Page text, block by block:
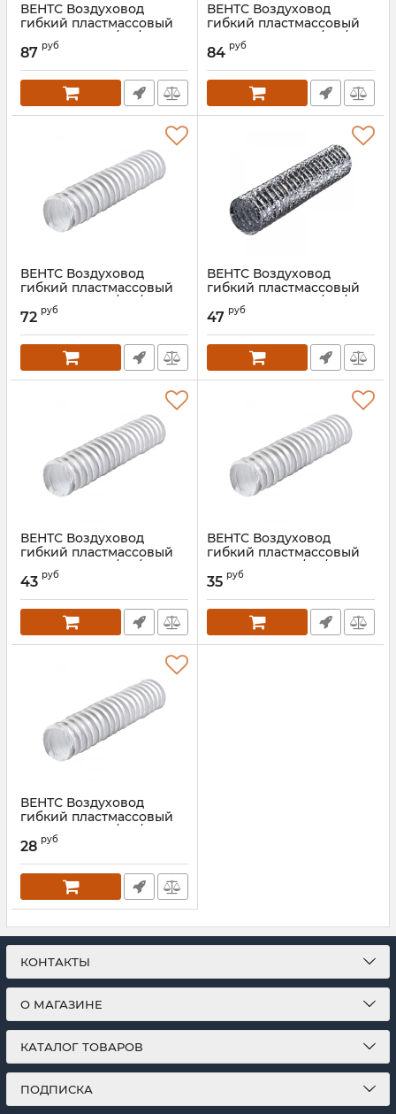
ВЕНТС Воздуховод
гибкий пластмассовый
Поливент 660/127/3
Артикул:
87 руб
ВЕНТС Воздуховод
гибкий пластмассовый
Поливент 605М0/102/3
Артикул:
84 руб
ВЕНТС Воздуховод
гибкий пластмассовый
Поливент 660/102/3
Артикул:
72 руб
ВЕНТС Воздуховод
гибкий пластмассовый
Поливент 605М0/152/1
Артикул:
47 руб
ВЕНТС Воздуховод
гибкий пластмассовый
Поливент 660/152/1
Артикул:
43 руб
ВЕНТС Воздуховод
гибкий пластмассовый
Поливент 660/127/1
Артикул:
35 руб
ВЕНТС Воздуховод
гибкий пластмассовый
Поливент 660/102/1
Артикул:
28 руб
КОНТАКТЫ
О МАГАЗИНЕ
КАТАЛОГ ТОВАРОВ
ПОДПИСКА